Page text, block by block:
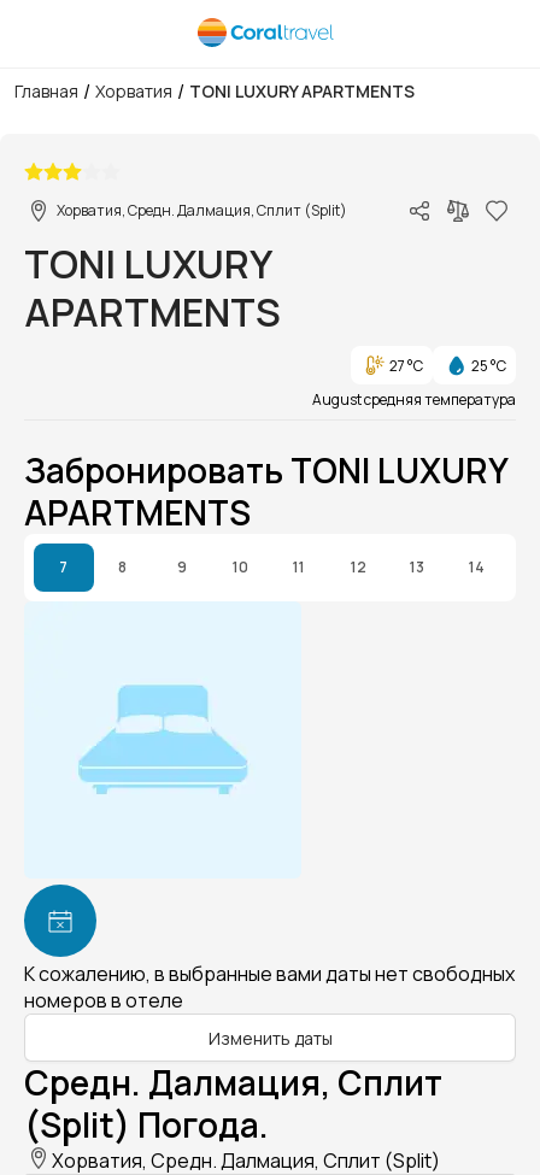
Главная / Хорватия / TONI LUXURY APARTMENTS
Хорватия, Средн. Далмация, Сплит (Split)
TONI LUXURY
APARTMENTS
27 °C
25 °C
August средняя температура
Забронировать TONI LUXURY
APARTMENTS
7 8 9 10 11 12 13 14
К сожалению, в выбранные вами даты нет свободных
номеров в отеле
Изменить даты
Средн. Далмация, Сплит
(Split) Погода.
Хорватия, Средн. Далмация, Сплит (Split)